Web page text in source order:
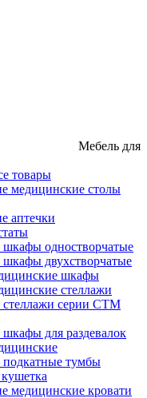
Мебель для
товары
медицинские столы
аптечки
одностворчатые
двухстворчатые
шкафы
стеллажи
серии СТМ
для раздевалок
тумбы
медицинские кровати